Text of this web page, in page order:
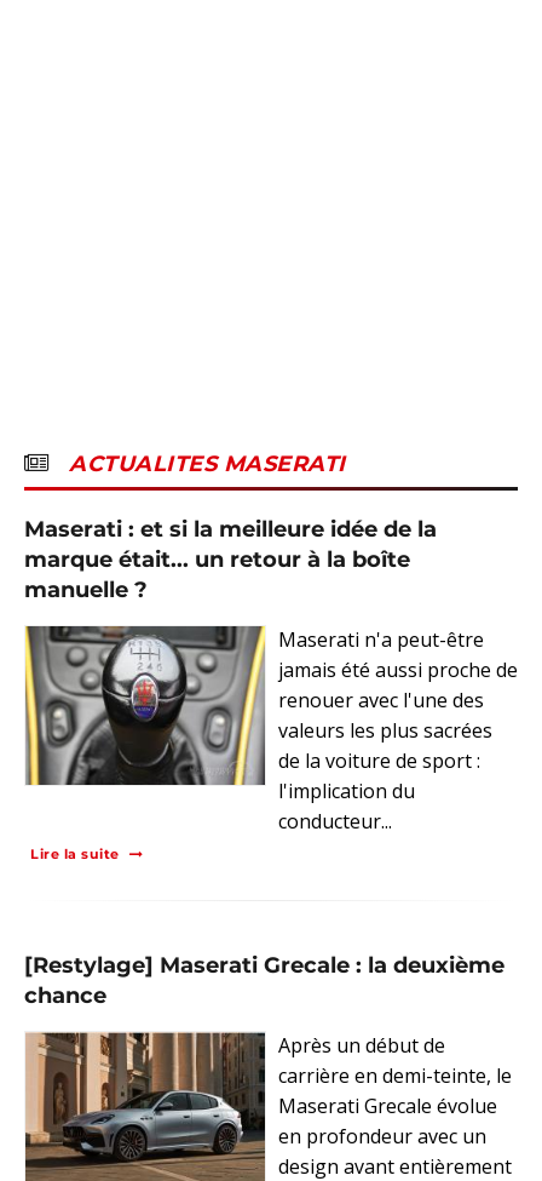
ACTUALITES MASERATI
Maserati : et si la meilleure idée de la
marque était... un retour à la boîte
manuelle ?
Maserati n'a peut-être
jamais été aussi proche de
renouer avec l'une des
valeurs les plus sacrées
de la voiture de sport :
l'implication du
conducteur...
Lire la suite
[Restylage] Maserati Grecale : la deuxième
chance
Après un début de
carrière en demi-teinte, le
Maserati Grecale évolue
en profondeur avec un
design avant entièrement